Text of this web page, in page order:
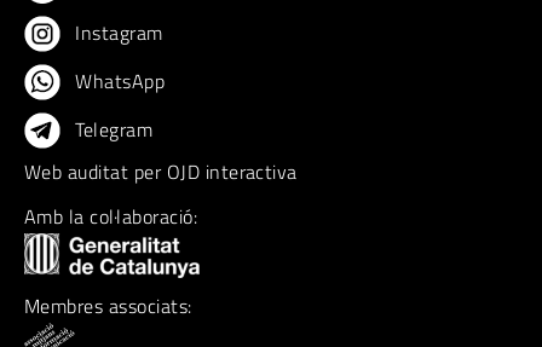
Instagram
WhatsApp
Telegram
Web auditat per OJD interactiva
Amb la col·laboració:
Membres associats: